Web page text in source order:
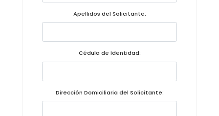
Convocatorias
Plan de desarrollo y Ordenamiento Territorial -
Convenios Institucionales
Apellidos del Solicitante:
Cédula de Identidad:
Dirección Domiciliaria del Solicitante: